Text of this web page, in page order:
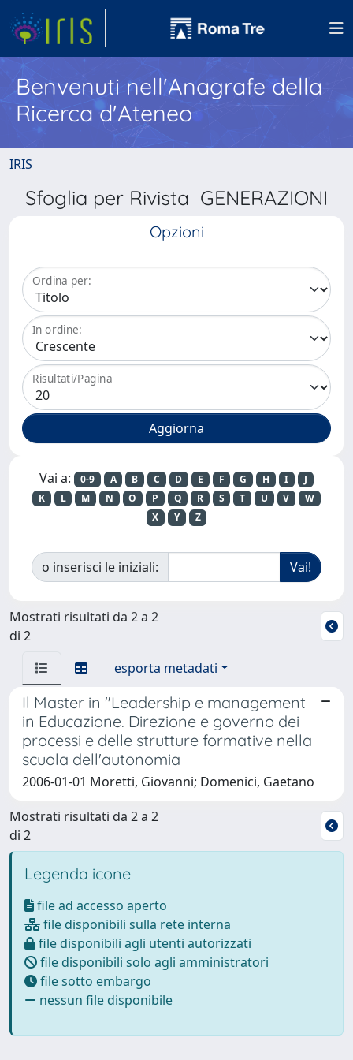
Benvenuti nell'Anagrafe della
Ricerca d'Ateneo
IRIS
Sfoglia per Rivista GENERAZIONI
Opzioni
Ordina per:
In ordine:
Risultati/Pagina
Vai a: 0-9 A B C D E F G H I
J
K
L M N O P Q R S T U V
W
X
Y Z
o inserisci le iniziali:
Mostrati risultati da 2 a 2
di 2
esporta metadati
Il Master in "Leadership e management
in Educazione. Direzione e governo dei
processi e delle strutture formative nella
scuola dell'autonomia
2006-01-01 Moretti, Giovanni; Domenici, Gaetano
Mostrati risultati da 2 a 2
di 2
Legenda icone
file ad accesso aperto
file disponibili sulla rete interna
file disponibili agli utenti autorizzati
file disponibili solo agli amministratori
file sotto embargo
nessun file disponibile